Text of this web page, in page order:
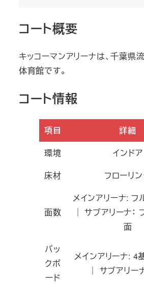
コート概要
キッコーマンアリーナは、千葉県
体育館です。
コート情報
項目
詳細
環境
インドア
床材
フローリ
面数
メインアリーナ: フ
｜ サブアリーナ：
面
バッ
クボ
ード
メインアリーナ: 4
｜ サブアリー